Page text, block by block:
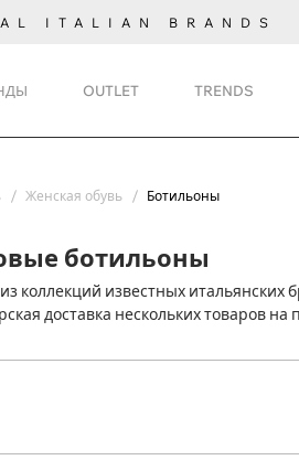
ITALIAN BRANDS
OUTLET TRENDS
Женская обувь Ботильоны
ботильоны
коллекций известных итальянских
доставка нескольких товаров на